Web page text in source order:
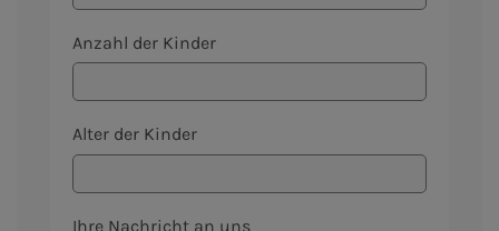
Anzahl der Kinder
Alter der Kinder
Ihre Nachricht an uns